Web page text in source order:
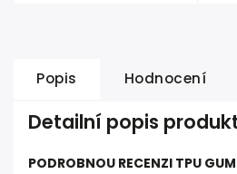
Popis Hodnocení
Detailní popis
PODROBNOU RECENZI TPU